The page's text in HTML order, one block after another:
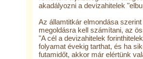
akadályozni a devizahitelek
Az államtitkár elmondása
megoldásra kell számítani, az
"A cél a devizahitelek
folyamat évekig tarthat, és ha
futamidőt, akkor már elértünk